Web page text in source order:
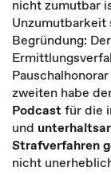
nicht zumutbar
Unzumutbarkeit
Begründung:
zweiten habe
Podcast für die
und
Strafverfahren
nicht